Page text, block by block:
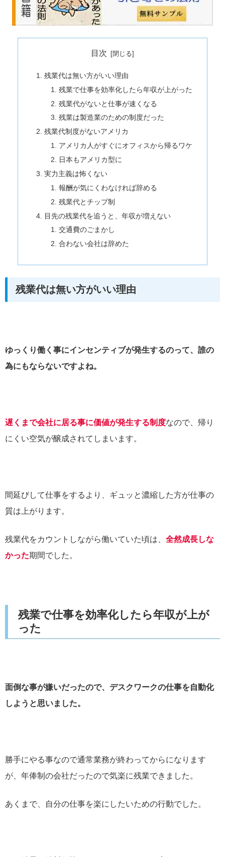
目次
残業代は無い方がいい理由
残業で仕事を効率化したら年収が上がった
残業代がないと仕事が速くなる
残業は製造業のための制度だった
残業代制度がないアメリカ
アメリカ人がすぐにオフィスから帰るワケ
日本もアメリカ型に
実力主義は怖くない
報酬が気にくわなければ辞める
残業代とチップ制
目先の残業代を追うと、年収が増えない
交通費のごまかし
合わない会社は辞めた
残業代は無い方がいい理由
ゆっくり働く事にインセンティブが発生するのって、誰の
為にもならないですよね。
遅くまで会社に居る事に価値が発生する制度なので、帰り
にくい空気が醸成されてしまいます。
間延びして仕事をするより、ギュッと濃縮した方が仕事の
質は上がります。
残業代をカウントしながら働いていた頃は、 全然成長しな
かった期間でした。
残業で仕事を効率化したら年収が上が
った
面倒な事が嫌いだったので、デスクワークの仕事を自動化
しようと思いました。
勝手にやる事なので通常業務が終わってからになります
が、年俸制の会社だったので気楽に残業できました。
あくまで、自分の仕事を楽にしたいための行動でした。